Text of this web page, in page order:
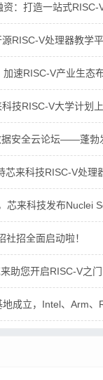
：打造一站式RISC-
RISC-V处理器教学
速RISC-V产业生态
技RISC-V大学计划上
安全云论坛——蓬勃
芯来科技RISC-V处理
芯来科技发布Nuclei
招全面启动啦！
助您开启RISC-V之门
成立，Intel、Arm、